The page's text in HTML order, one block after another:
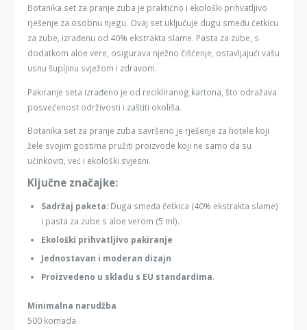
Botanika set za pranje zuba je praktično i ekološki prihvatljivo
rješenje za osobnu njegu. Ovaj set uključuje dugu smeđu četkicu
za zube, izrađenu od 40% ekstrakta slame. Pasta za zube, s
dodatkom aloe vere, osigurava nježno čišćenje, ostavljajući vašu
usnu šupljinu svježom i zdravom.
Pakiranje seta izrađeno je od recikliranog kartona, što odražava
posvećenost održivosti i zaštiti okoliša.
Botanika set za pranje zuba savršeno je rješenje za hotele koji
žele svojim gostima pružiti proizvode koji ne samo da su
učinkoviti, već i ekološki svjesni.
Ključne značajke:
Sadržaj paketa: Duga smeđa četkica (40% ekstrakta slame)
i pasta za zube s aloe verom (5 ml).
Ekološki prihvatljivo pakiranje
Jednostavan i moderan dizajn
Proizvedeno u skladu s EU standardima.
Minimalna narudžba
500 komada